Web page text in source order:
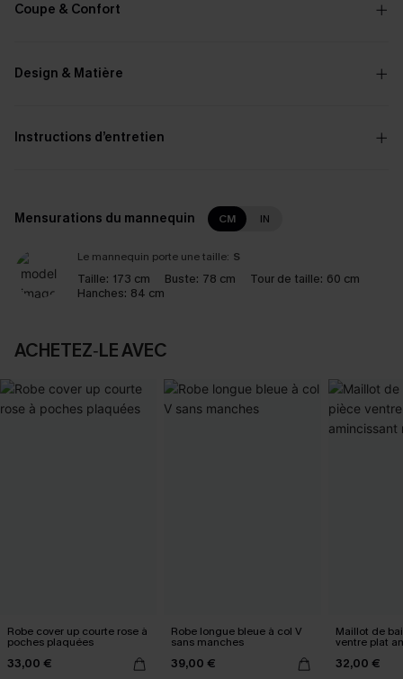
Coupe & Confort
Design & Matière
Instructions d’entretien
Mensurations du mannequin CM IN
Le mannequin porte une taille: S
Taille: 173 cm Buste: 78 cm Tour de taille: 60 cm
Hanches: 84 cm
ACHETEZ‑LE AVEC
Robe cover up courte rose à
poches plaquées
33,00 €
Robe longue bleue à col V
sans manches
39,00 €
Maillot de
ventre plat
32,00 €